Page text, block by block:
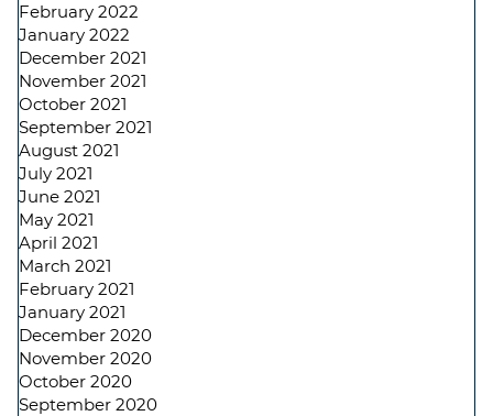
February 2022
January 2022
December 2021
November 2021
October 2021
September 2021
August 2021
July 2021
June 2021
May 2021
April 2021
March 2021
February 2021
January 2021
December 2020
November 2020
October 2020
September 2020